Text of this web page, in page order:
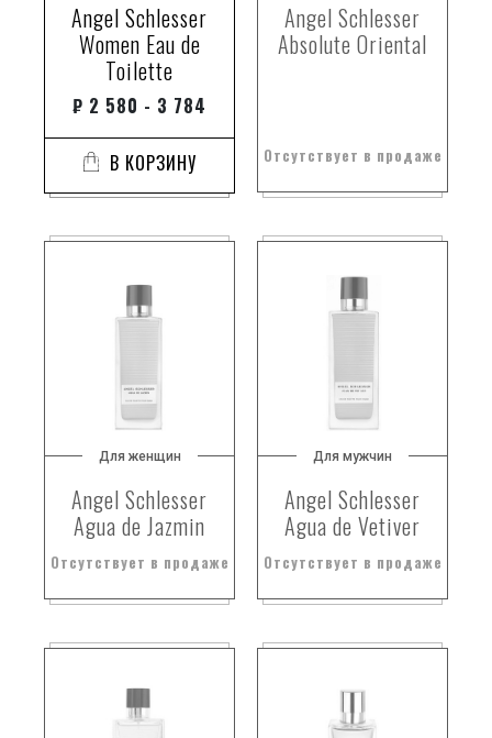
Angel Schlesser
Women Eau de
Toilette
₽ 2 580 - 3 784
В КОРЗИНУ
Angel Schlesser
Absolute Oriental
Отсутствует в продаже
Для женщин
Angel Schlesser
Agua de Jazmin
Отсутствует в продаже
Для мужчин
Angel Schlesser
Agua de Vetiver
Отсутствует в продаже